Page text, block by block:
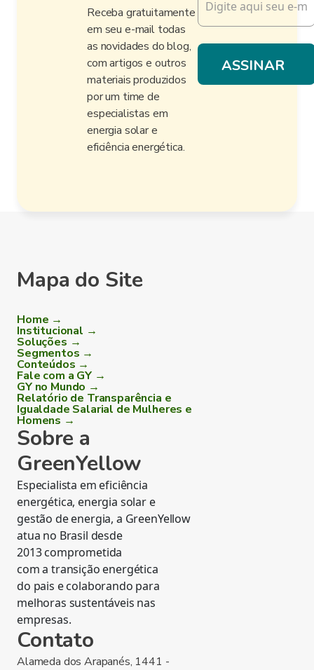
Receba gratuitamente
em seu e-mail todas
as novidades do blog,
com artigos e outros
materiais produzidos
por um time de
especialistas em
energia solar e
eficiência energética.
Mapa do Site
Home →
Institucional →
Soluções →
Segmentos →
Conteúdos →
Fale com a GY →
GY no Mundo →
Relatório de Transparência e
Igualdade Salarial de Mulheres e
Homens →
Sobre a
GreenYellow
Especialista em eficiência
energética, energia solar e
gestão de energia, a GreenYellow
atua no Brasil desde
2013 comprometida
com a transição energética
do pais e colaborando para
melhoras sustentáveis nas
empresas.
Contato
Alameda dos Arapanés, 1441 -